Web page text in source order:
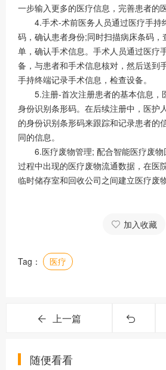
一步输入更多的医疗信息，完善患者的
4.手术-术前医务人员通过医疗手持
码，确认患者身份;同时扫描病床条码
单，确认手术信息。手术人员通过医疗
备，与患者和手术信息核对，然后送到
手持终端记录手术信息，检查设备。
5.注册-首次注册患者的基本信息，
身份识别条形码。在后续注册中，医护
的身份识别条形码来跟踪和记录患者的
同的信息。
6.医疗废物管理; 配合智能医疗废物
过程中出现的医疗废物流通数据，在医
临时储存室和回收公司之间建立医疗废
加入收藏
Tag： 医疗
上一篇
随便看看